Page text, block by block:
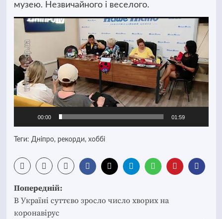
музею. Незвичайного і веселого.
Відеопрогравач
00:00 01:59
Теги: Дніпро, рекорди, хоббі
Post
navigation
Попередній:
В Україні суттєво зросло число хворих на
коронавірус